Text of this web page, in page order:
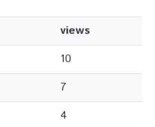
views
10
7
4